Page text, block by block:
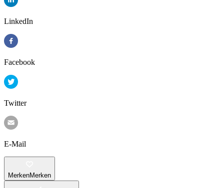
LinkedIn
Facebook
Twitter
E-Mail
MerkenMerken